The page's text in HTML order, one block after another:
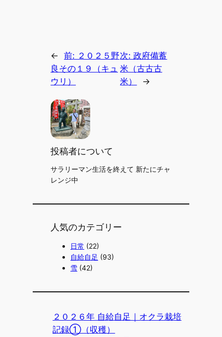
← 前: ２０２５野
良その１９（キュ
ウリ）
次:政府備蓄
米（古古古
米）
→
投稿者について
サラリーマン生活を終えて 新たにチャ
レンジ中
人気のカテゴリー
日常 (22)
自給自足 (93)
雪 (42)
２０２６年 自給自足｜オクラ栽培
記録①（収穫）